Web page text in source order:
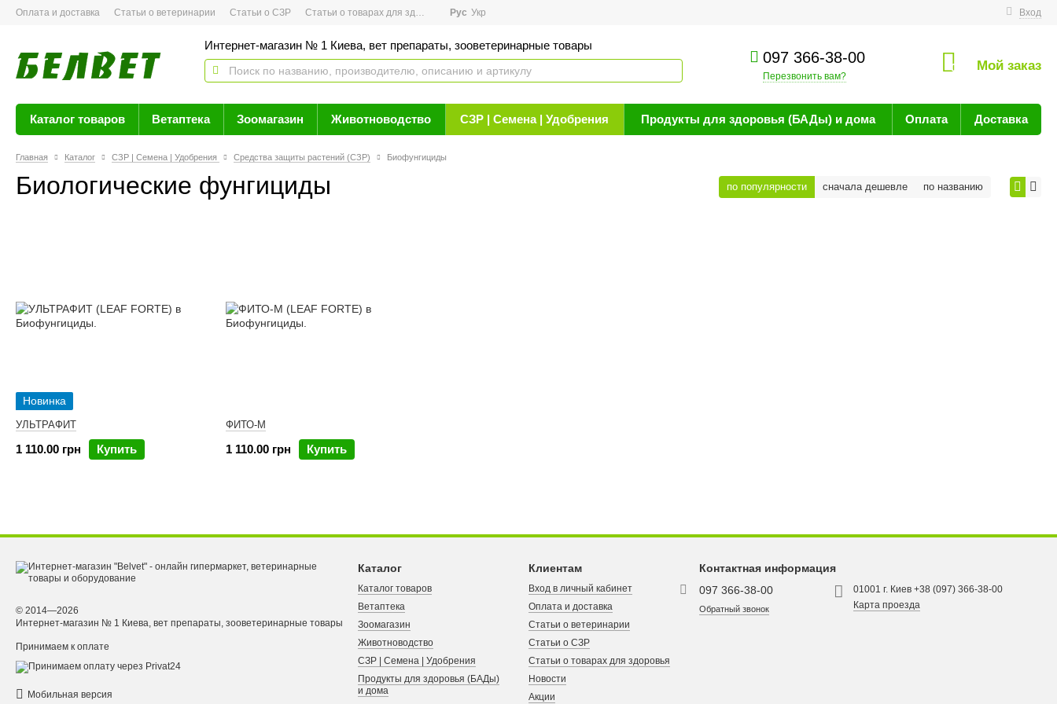
Оплата и доставка Статьи о ветеринарии Статьи о СЗР Статьи о товарах для здоровья Новости Вход
Рус Укр
Интернет-магазин № 1 Киева, вет препараты, зооветеринарные товары
097 366-38-00
Перезвонить вам?
0 Мой заказ
Каталог товаров Ветаптека Зоомагазин Животноводство СЗР | Семена | Удобрения Продукты для здоровья (БАДы) и дома Оплата Доставка
Главная Каталог СЗР | Семена | Удобрения Средства защиты растений (СЗР) Биофунгициды
Биологические фунгициды по популярности сначала дешевле по названию
Новинка
УЛЬТРАФИТ
1 110.00 грн Купить
ФИТО-М
1 110.00 грн Купить
© 2014—2026
Интернет-магазин № 1 Киева, вет препараты, зооветеринарные товары
Принимаем к оплате
Мобильная версия
Каталог
Каталог товаров
Ветаптека
Зоомагазин
Животноводство
СЗР | Семена | Удобрения
Продукты для здоровья (БАДы)
и дома
Клиентам
Вход в личный кабинет
Оплата и доставка
Статьи о ветеринарии
Статьи о СЗР
Статьи о товарах для здоровья
Новости
Акции
Контактная информация
097 366-38-00
Обратный звонок
01001 г. Киев +38 (097) 366-38-00
Карта проезда